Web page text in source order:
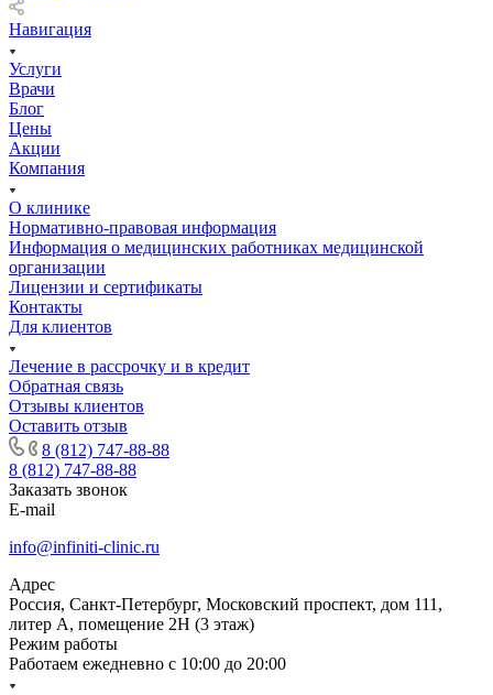
Навигация
Услуги
Врачи
Блог
Цены
Акции
Компания
О клинике
Нормативно-правовая информация
Информация о медицинских работниках медицинской
организации
Лицензии и сертификаты
Контакты
Для клиентов
Лечение в рассрочку и в кредит
Обратная связь
Отзывы клиентов
Оставить отзыв
8 (812) 747-88-88
8 (812) 747-88-88
Заказать звонок
E-mail
info@infiniti-clinic.ru
Адрес
Россия, Санкт-Петербург, Московский проспект, дом 111,
литер А, помещение 2Н (3 этаж)
Режим работы
Работаем ежедневно с 10:00 до 20:00